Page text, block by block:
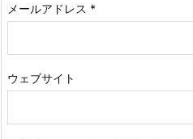
メールアドレス *
ウェブサイト